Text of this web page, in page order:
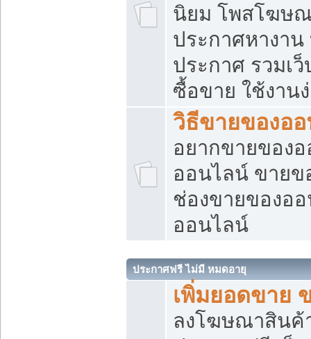
นิยม โพสโฆษ
ประกาศหางาน
ประกาศ รวมเ
ซื้อขาย ใช้งาน
วิธีขายของอ
อยากขายของ
ออนไลน์ ขายข
ช่องขายของอ
ออนไลน์
ประกาศฟรี ไม่มี หมดอายุ
เพิ่มยอดขาย
ลงโฆษณาสิน